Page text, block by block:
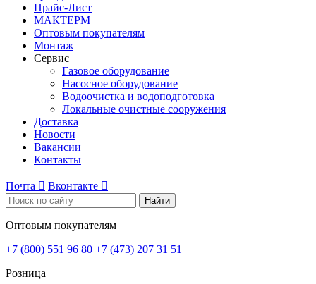
Прайс-Лист
МАКТЕРМ
Оптовым покупателям
Монтаж
Сервис
Газовое оборудование
Насосное оборудование
Водоочистка и водоподготовка
Локальные очистные сооружения
Доставка
Новости
Вакансии
Контакты
Почта  Вконтакте 
Найти
Оптовым покупателям
+7 (800) 551 96 80 +7 (473) 207 31 51
Розница